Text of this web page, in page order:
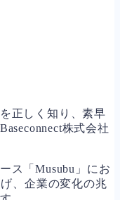
正しく知り、素早
株式会社
ス「Musubu」にお
、企業の変化の兆